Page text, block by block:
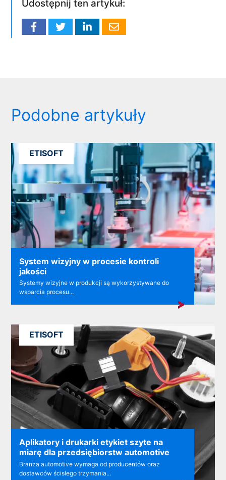
Udostępnij ten artykuł:
Podobne artykuły
System wizyjny w procesie kontroli
jakości
Systemy wizyjne w produkcji są wykorzystywane do
wsparcia procesu...
ETISOFT
Aplikatory i drukarki etykiet szyte na
miarę dla przedsiębiorstw automotive
Branża automotive wymaga od producentów oraz
dostawców ścisłego trzymania...
ETISOFT